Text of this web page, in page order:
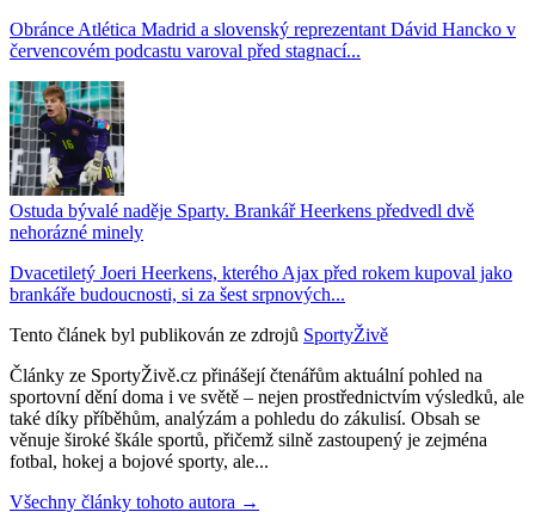
Obránce Atlética Madrid a slovenský reprezentant Dávid Hancko v
červencovém podcastu varoval před stagnací...
Ostuda bývalé naděje Sparty. Brankář Heerkens předvedl dvě
nehorázné minely
Dvacetiletý Joeri Heerkens, kterého Ajax před rokem kupoval jako
brankáře budoucnosti, si za šest srpnových...
Tento článek byl publikován ze zdrojů SportyŽivě
Články ze SportyŽivě.cz přinášejí čtenářům aktuální pohled na
sportovní dění doma i ve světě – nejen prostřednictvím výsledků, ale
také díky příběhům, analýzám a pohledu do zákulisí. Obsah se
věnuje široké škále sportů, přičemž silně zastoupený je zejména
fotbal, hokej a bojové sporty, ale...
Všechny články tohoto autora →